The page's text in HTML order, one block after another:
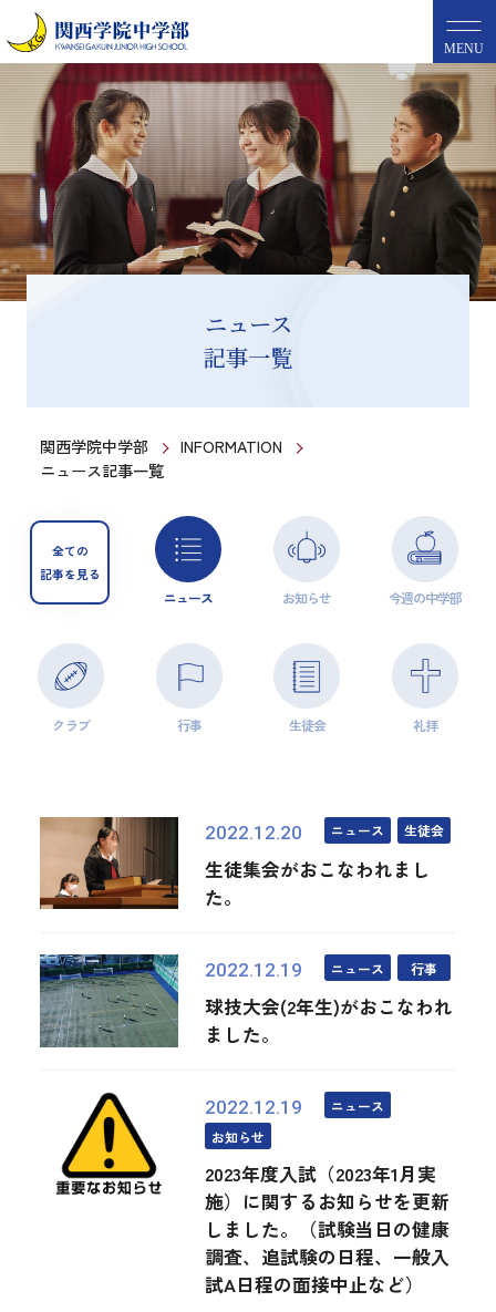
MENU
ニュース
記事一覧
関西学院中学部
INFORMATION
ニュース記事一覧
全ての
記事を見る
ニュース お知らせ 今週の中学部
クラブ 行事 生徒会 礼拝
2022.12.20 ニュース 生徒会
生徒集会がおこなわれまし
た。
2022.12.19 ニュース 行事
球技大会(2年生)がおこなわれ
ました。
2022.12.19
ニュース
お知らせ
2023年度入試（2023年1月実
施）に関するお知らせを更新
しました。（試験当日の健康
調査、追試験の日程、一般入
試A日程の面接中止など）